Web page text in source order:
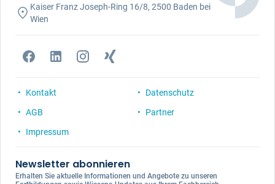
Kaiser Franz Joseph-Ring 16/8, 2500 Baden bei
Wien
Kontakt
AGB
Impressum
Datenschutz
Partner
Newsletter abonnieren
Erhalten Sie aktuelle Informationen und Angebote zu unseren